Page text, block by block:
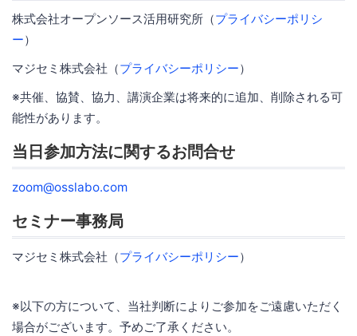
株式会社オープンソース活用研究所（プライバシーポリシ
ー）
マジセミ株式会社（プライバシーポリシー）
※共催、協賛、協力、講演企業は将来的に追加、削除される可
能性があります。
当日参加方法に関するお問合せ
zoom@osslabo.com
セミナー事務局
マジセミ株式会社（プライバシーポリシー）
※以下の方について、当社判断によりご参加をご遠慮いただく
場合がございます。予めご了承ください。